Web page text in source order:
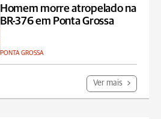
Homem morre atropelado na
BR-376 em Ponta Grossa
PONTA GROSSA
Ver mais